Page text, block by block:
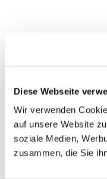
Diese Webseite
Wir verwenden
auf unsere Website
soziale Medien,
zusammen, die Sie